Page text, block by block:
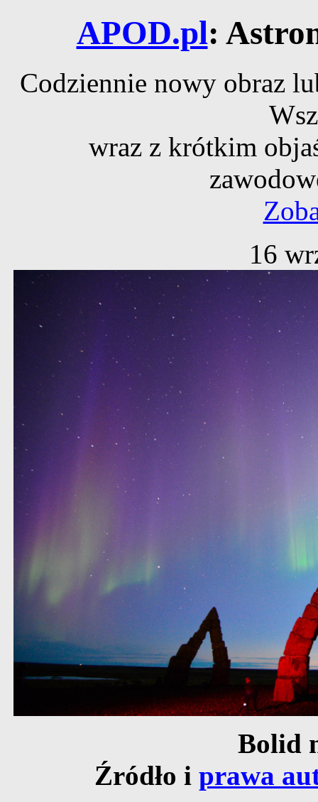
APOD.pl:
Codziennie nowy obraz
wraz z krótkim
16
Bolid
Źródło i prawa